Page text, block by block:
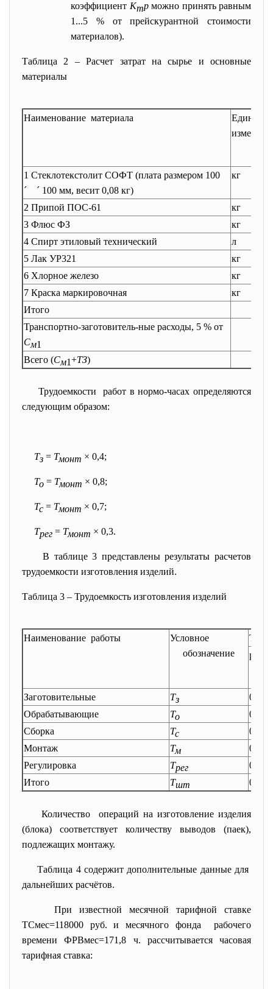
коэффициент Кmрможно принять равным
1...5 % от прейскурантной стоимости
материалов).
Таблица 2 – Расчет затрат на сырье и основные
материалы
Наименование материала
Единица
1 Стеклотекстолит СОФТ (плата размером 100
´
´ 100 мм, весит 0,08 кг)
кг
2 Припой ПОС-61
кг
3 Флюс ФЗ
кг
4 Спирт этиловый технический
л
5 Лак УР321
кг
6 Хлорное железо
кг
7 Краска маркировочная
кг
Итого
Транспортно-заготовитель-ные расходы, 5 % от
См1
Всего (См1+ТЗ)
Трудоемкости работ в нормо-часахопределяются
следующим образом:
Тз = Тмонт × 0,4;
То = Тмонт × 0,8;
Тс = Тмонт × 0,7;
Трег = Тмонт × 0,3.
В таблице 3 представлены результаты расчетов
трудоемкости изготовления изделий.
Таблица 3 – Трудоемкость изготовления изделий
Наименование работы
Условное
обозначение
Заготовительные Тз
0,064
Обрабатывающие
То
0,128
Сборка
Тс
0,112
Монтаж
Тм
0,16
Регулировка
Трег
0,048
Итого
Тшт 0,512
Количество операций на изготовление изделия
(блока) соответствует количеству выводов (паек),
подлежащих монтажу.
Таблица 4 содержит дополнительные данные для
дальнейших расчётов.
При известной месячной тарифной ставке
ТСмес=118000 руб. и месячного фонда рабочего
времени ФРВмес=171,8 ч. рассчитывается часовая
тарифная ставка: